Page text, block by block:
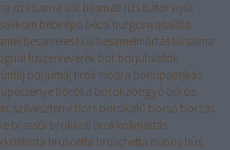
rízs barna sör basmati rizs bátor nyúl
bébirépa bécsi burgonyasaláta
besameles hús besamelmártás birsalma
fúszerkeverék bor borjúfalatok
borjúmáj tiroli módra borjúpaprikás
boróka borókabogyó bőrös
szilveszterre bors borsikafű borsó borzas
brassói brokkoli brokkolimártás
bruscetta bruschetta búbos hús